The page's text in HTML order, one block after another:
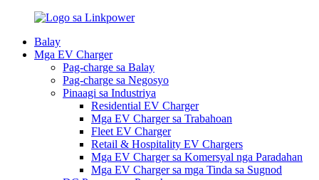
Balay
Mga EV Charger
Pag-charge sa Balay
Pag-charge sa Negosyo
Pinaagi sa Industriya
Residential EV Charger
Mga EV Charger sa Trabahoan
Fleet EV Charger
Retail & Hospitality EV Chargers
Mga EV Charger sa Komersyal nga Paradahan
Mga EV Charger sa mga Tinda sa Sugnod